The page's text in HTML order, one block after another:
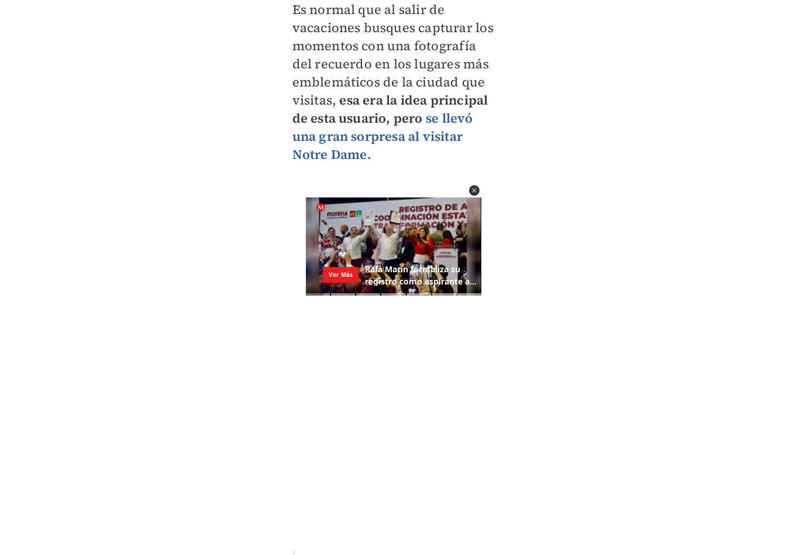
Es normal que al salir de
vacaciones busques capturar los
momentos con una fotografía
del recuerdo en los lugares más
emblemáticos de la ciudad que
visitas, esa era la idea principal
de esta usuario, pero se llevó
una gran sorpresa al visitar
Notre Dame.